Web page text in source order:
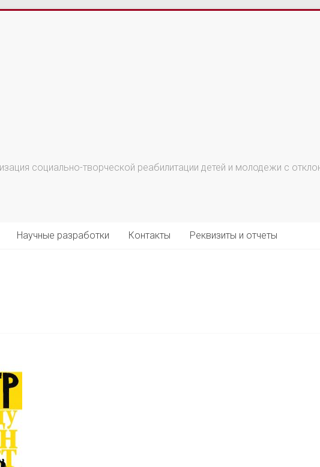
социально-творческой реабилитации детей и молодежи с
Научные разработки Контакты Реквизиты и отчеты